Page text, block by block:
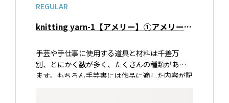
REGULAR
knitting yarn-1【アメリー】①アメリーってどんな糸？
手芸や手仕事に使用する道具と材料は千差万
別、とにかく数が多く、たくさんの種類があり
ます。もちろん手芸書には作品に適した内容が記